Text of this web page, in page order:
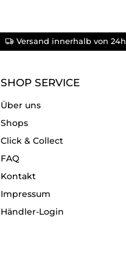
Versand innerhalb von 24h
SHOP SERVICE
Über uns
Shops
Click & Collect
FAQ
Kontakt
Impressum
Händler-Login